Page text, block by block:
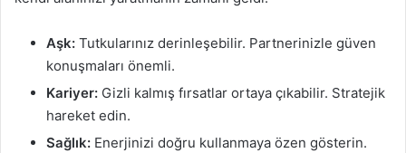
Aşk: Tutkularınız derinleşebilir. Partnerinizle güven
konuşmaları önemli.
Kariyer: Gizli kalmış fırsatlar ortaya çıkabilir. Stratejik
hareket edin.
Sağlık: Enerjinizi doğru kullanmaya özen gösterin.